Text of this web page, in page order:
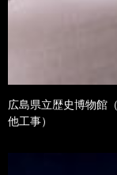
広島県立歴史博物館
他工事）